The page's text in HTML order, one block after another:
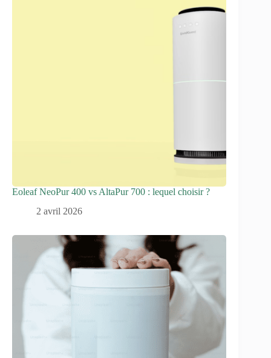
Eoleaf NeoPur 400 vs AltaPur 700 : lequel choisir ?
2 avril 2026